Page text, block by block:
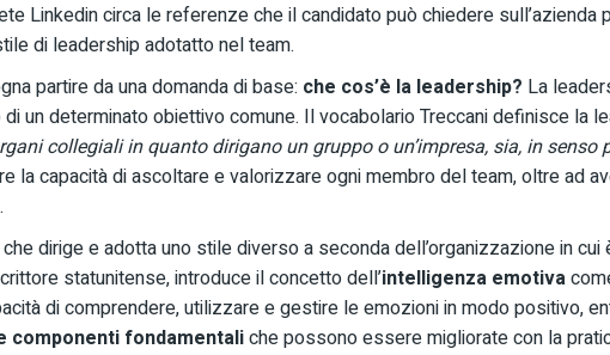
Linkedin circa le referenze che il candidato può chiedere
di leadership adotatto nel team.
partire da una domanda di base: che cos’è la leadership? La
un determinato obiettivo comune. Il vocabolario Treccani definisce la
collegiali in quanto dirigano un gruppo o un’impresa, sia, in senso
la capacità di ascoltare e valorizzare ogni membro del team, oltre ad
dirige e adotta uno stile diverso a seconda dell’organizzazione in
statunitense, introduce il concetto dell’intelligenza emotiva
di comprendere, utilizzare e gestire le emozioni in modo positivo,
componenti fondamentaliche possono essere migliorate con la